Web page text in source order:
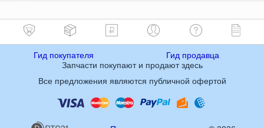
Гид покупателя
Гид продавца
Запчасти покупают и продают здесь
Все предложения являются публичной офертой